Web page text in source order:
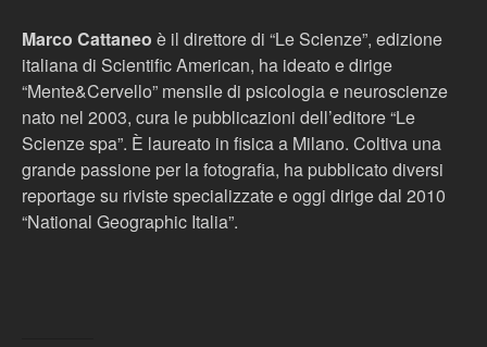
Marco Cattaneo è il direttore di “Le Scienze”, edizione
italiana di Scientific American, ha ideato e dirige
“Mente&Cervello” mensile di psicologia e neuroscienze
nato nel 2003, cura le pubblicazioni dell’editore “Le
Scienze spa”. È laureato in fisica a Milano. Coltiva una
grande passione per la fotografia, ha pubblicato diversi
reportage su riviste specializzate e oggi dirige dal 2010
“National Geographic Italia”.